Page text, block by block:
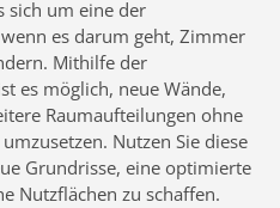
sich um eine der
es darum geht, Zimmer
Mithilfe der
es möglich, neue Wände,
Raumaufteilungen ohne
Nutzen Sie diese
Grundrisse, eine optimierte
Nutzflächen zu schaffen.